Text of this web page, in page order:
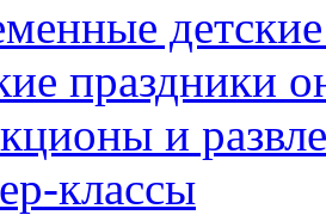
праздники
и
классы